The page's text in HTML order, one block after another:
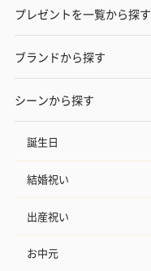
プレゼントを一覧から探す
ブランドから探す
シーンから探す
誕生日
結婚祝い
出産祝い
お中元